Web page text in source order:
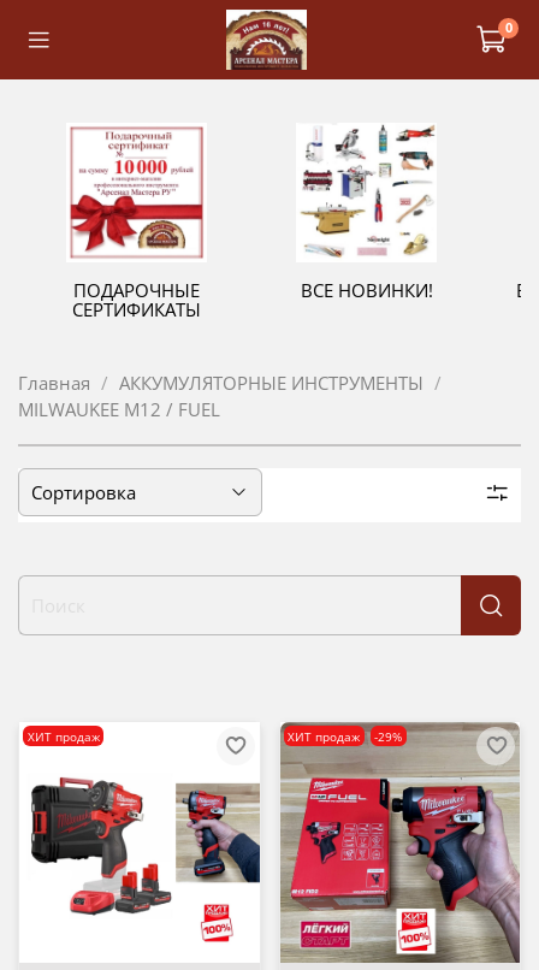
0
ПОДАРОЧНЫЕ
СЕРТИФИКАТЫ
ВСЕ НОВИНКИ!
Главная
АККУМУЛЯТОРНЫЕ ИНСТРУМЕНТЫ
MILWAUKEE M12 / FUEL
ХИТ продаж ХИТ продаж -29%